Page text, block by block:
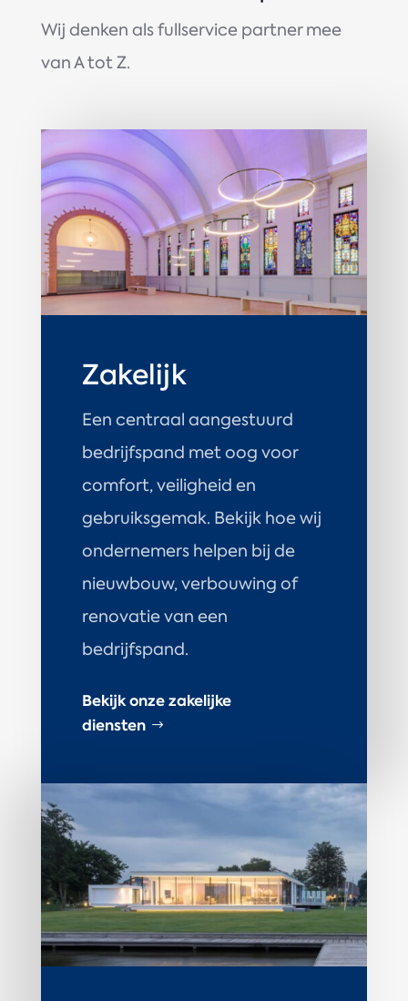
Wij denken als fullservice partner mee
van A tot Z.
Zakelijk
Een centraal aangestuurd
bedrijfspand met oog voor
comfort, veiligheid en
gebruiksgemak. Bekijk hoe wij
ondernemers helpen bij de
nieuwbouw, verbouwing of
renovatie van een
bedrijfspand.
Bekijk onze zakelijke
diensten